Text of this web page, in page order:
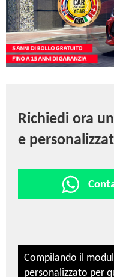
Richiedi ora
e
Compilando il
personalizzato per